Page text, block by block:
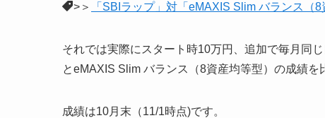
>＞ 「SBIラップ」対「eMAXIS Slim バランス
それでは実際にスタート時10万円、追加で毎月同
とeMAXIS Slim バランス（8資産均等型）の成績を
成績は10月末（11/1時点)です。